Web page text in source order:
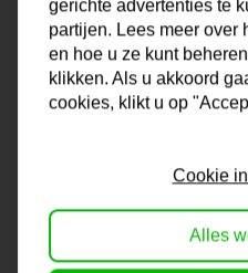
Schilderij | Greens and
Op voorraad
220,-
gerichte advertenties te
partijen. Lees meer over
en hoe u ze kunt
klikken. Als u akkoord
cookies, klikt u op
Cookie
Alles